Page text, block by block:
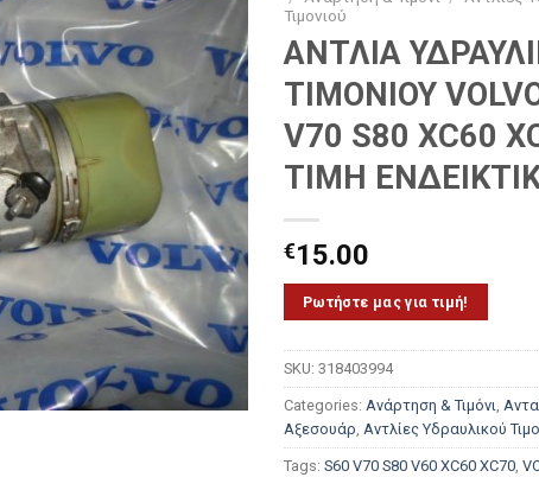
Τιμονιού
ΑΝΤΛΙΑ
ΤΙΜΟΝΙΟΥ
V70 S80 XC60
ΤΙΜΗ
€15.00
Ρωτήστε μας για τιμή!
SKU: 318403994
Categories: Ανάρτηση & Τιμόνι,
Αξεσουάρ, Αντλίες Υδραυλικού
Tags: S60 V70 S80 V60 XC60 XC70,